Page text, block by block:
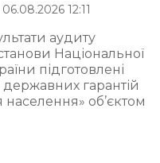
06.08.2026 12:11
аудиту
Національної
підготовлені
гарантій
об’єктом